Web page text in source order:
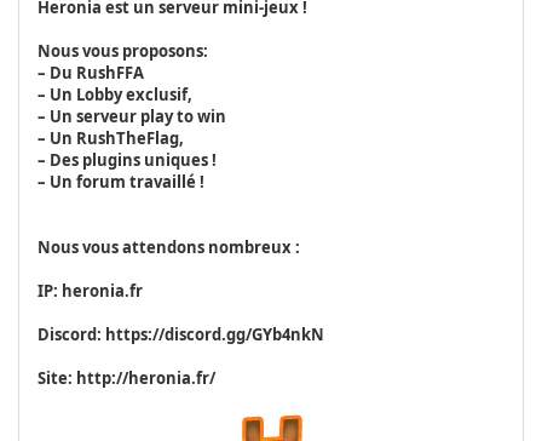
Heronia est un serveur mini-jeux !
Nous vous proposons:
– Du RushFFA
– Un Lobby exclusif,
– Un serveur play to win
– Un RushTheFlag,
– Des plugins uniques !
– Un forum travaillé !
Nous vous attendons nombreux :
IP: heronia.fr
Discord: https://discord.gg/GYb4nkN
Site: http://heronia.fr/